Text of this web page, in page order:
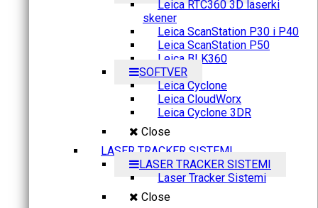
Leica RTC360 3D laserki
skener
Leica ScanStation P30 i P40
Leica ScanStation P50
Leica BLK360
SOFTVER
Leica Cyclone
Leica CloudWorx
Leica Cyclone 3DR
Close
LASER TRACKER SISTEMI
LASER TRACKER SISTEMI
Laser Tracker Sistemi
Close